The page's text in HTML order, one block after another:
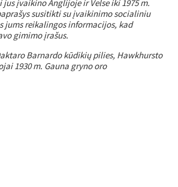
įvaikino Anglijoje ir Velse iki 1975 m.
susitikti su įvaikinimo socialiniu
jums reikalingos informacijos, kad
gimimo įrašus.